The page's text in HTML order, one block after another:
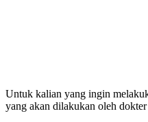
Untuk kalian yang ingin
yang akan dilakukan oleh